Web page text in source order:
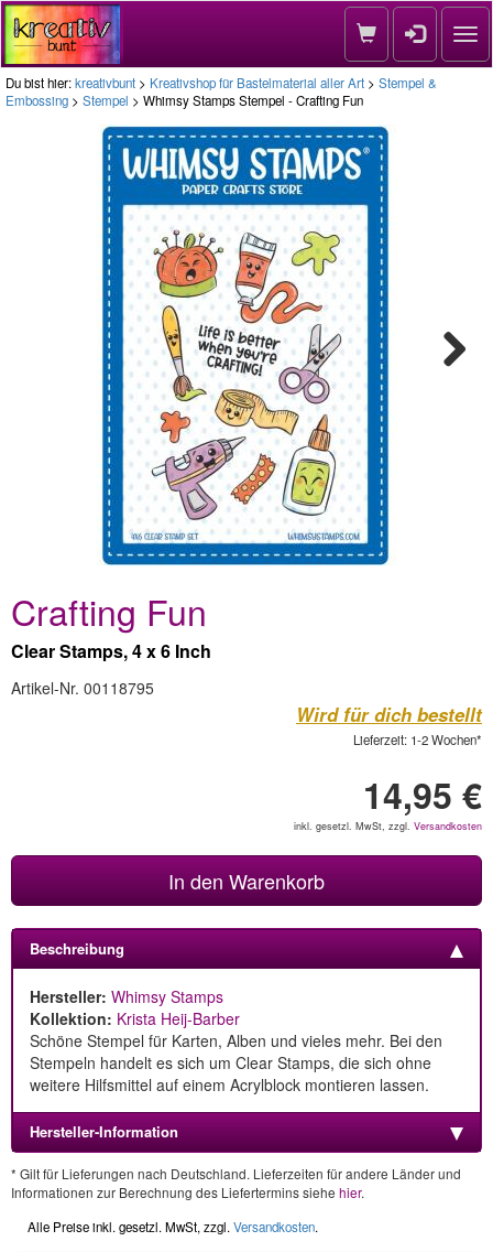
Du bist hier:kreativbunt > Kreativshop für Bastelmaterial aller Art > Stempel &
Embossing > Stempel > Whimsy Stamps Stempel - Crafting Fun
Crafting Fun
Clear Stamps, 4 x 6 Inch
Artikel-Nr. 00118795
Wird für dich bestellt
Lieferzeit: 1-2 Wochen*
14,95 €
inkl. gesetzl. MwSt, zzgl. Versandkosten
In den Warenkorb
Beschreibung
Hersteller: Whimsy Stamps
Kollektion: Krista Heij-Barber
Schöne Stempel für Karten, Alben und vieles mehr. Bei den
Stempeln handelt es sich um Clear Stamps, die sich ohne
weitere Hilfsmittel auf einem Acrylblock montieren lassen.
Hersteller-Information
* Gilt für Lieferungen nach Deutschland. Lieferzeiten für andere Länder und
Informationen zur Berechnung des Liefertermins siehe hier.
Alle Preise inkl. gesetzl. MwSt, zzgl. Versandkosten.